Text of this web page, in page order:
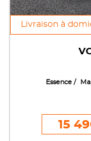
Livraison à
Essence
15